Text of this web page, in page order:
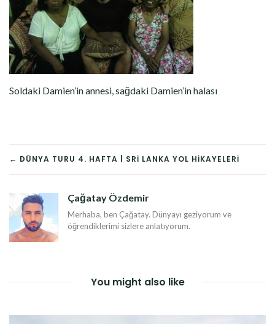
Soldaki Damien’in annesi, sağdaki Damien’in halası
YAZI
DOLAŞIMI
← DÜNYA TURU 4. HAFTA | SRI LANKA YOL HIKAYELERI
Çağatay Özdemir
Merhaba, ben Çağatay. Dünyayı geziyorum ve
öğrendiklerimi sizlere anlatıyorum.
You might also like